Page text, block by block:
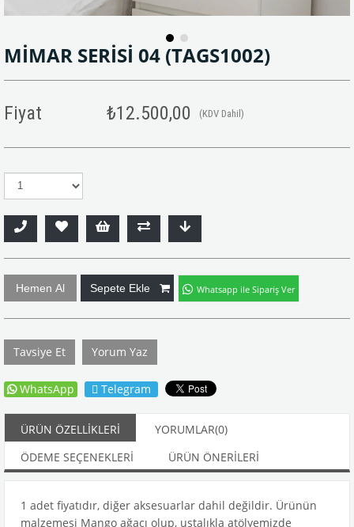
MİMAR SERİSİ 04 (TAGS1002)
Fiyat ₺12.500,00 (KDV Dahil)
Whatsapp ile Sipariş Ver
Tavsiye Et Yorum Yaz
WhatsApp Telegram
ÜRÜN ÖZELLIKLERI YORUMLAR(0)
ÖDEME SEÇENEKLERI
ÜRÜN ÖNERILERI
1 adet fiyatıdır, diğer aksesuarlar dahil değildir. Ürünün
malzemesi Mango ağacı olup, ustalıkla atölyemizde